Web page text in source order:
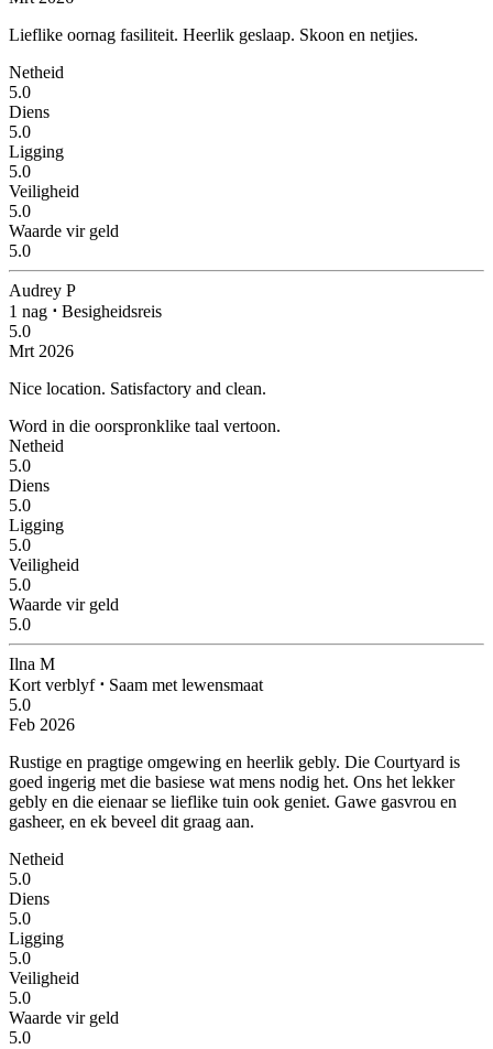
Lieflike oornag fasiliteit. Heerlik geslaap. Skoon en netjies.
Netheid
5.0
Diens
5.0
Ligging
5.0
Veiligheid
5.0
Waarde vir geld
5.0
Audrey P
1 nag ⋅ Besigheidsreis
5.0
Mrt 2026
Nice location. Satisfactory and clean.
Word in die oorspronklike taal vertoon.
Netheid
5.0
Diens
5.0
Ligging
5.0
Veiligheid
5.0
Waarde vir geld
5.0
Ilna M
Kort verblyf ⋅ Saam met lewensmaat
5.0
Feb 2026
Rustige en pragtige omgewing en heerlik gebly. Die Courtyard is
goed ingerig met die basiese wat mens nodig het. Ons het lekker
gebly en die eienaar se lieflike tuin ook geniet. Gawe gasvrou en
gasheer, en ek beveel dit graag aan.
Netheid
5.0
Diens
5.0
Ligging
5.0
Veiligheid
5.0
Waarde vir geld
5.0